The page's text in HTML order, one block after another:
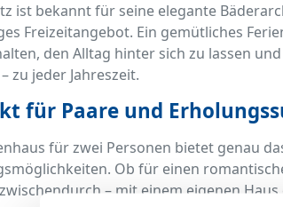
ist bekannt für seine elegante
Freizeitangebot. Ein gemütliches
den Alltag hinter sich zu lassen
zu jeder Jahreszeit.
für Paare und
für zwei Personen bietet genau
Ob für einen
– mit einem eigenen